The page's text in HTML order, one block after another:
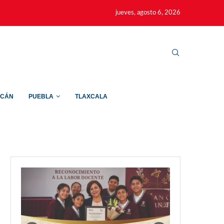
jueves, agosto 6, 2026
PUEBLA TLAXCALA